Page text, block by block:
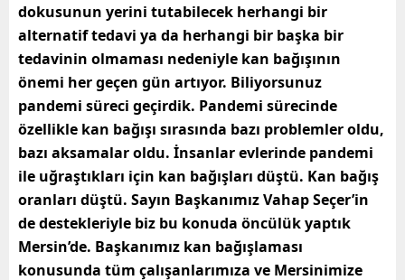
dokusunun yerini tutabilecek herhangi bir
alternatif tedavi ya da herhangi bir başka bir
tedavinin olmaması nedeniyle kan bağışının
önemi her geçen gün artıyor. Biliyorsunuz
pandemi süreci geçirdik. Pandemi sürecinde
özellikle kan bağışı sırasında bazı problemler oldu,
bazı aksamalar oldu. İnsanlar evlerinde pandemi
ile uğraştıkları için kan bağışları düştü. Kan bağış
oranları düştü. Sayın Başkanımız Vahap Seçer’in
de destekleriyle biz bu konuda öncülük yaptık
Mersin’de. Başkanımız kan bağışlaması
konusunda tüm çalışanlarımıza ve Mersinimize